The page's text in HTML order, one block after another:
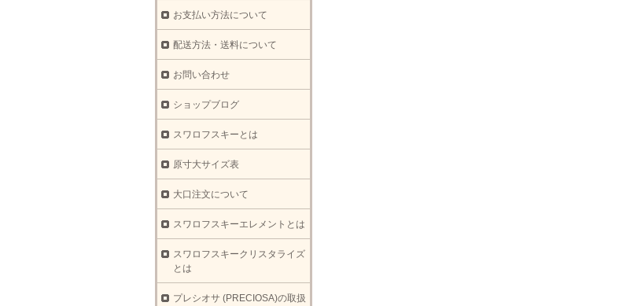
お支払い方法について
配送方法・送料について
お問い合わせ
ショップブログ
スワロフスキーとは
原寸大サイズ表
大口注文について
スワロフスキーエレメントとは
スワロフスキークリスタライズ
とは
プレシオサ (PRECIOSA)の取扱